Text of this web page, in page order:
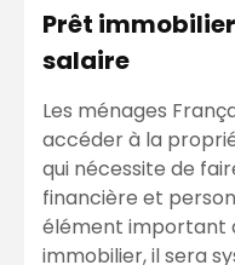
Prêt
salaire
Les ménages
accéder à la
qui nécessite de
financière et
élément important
immobilier, il sera